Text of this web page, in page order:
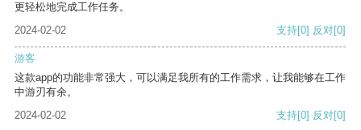
更轻松地完成工作任务。
2024-02-02
支持[0] 反对[0]
游客
这款app的功能非常强大，可以满足我所有的工作需求，让我能够在工作
中游刃有余。
2024-02-02
支持[0] 反对[0]